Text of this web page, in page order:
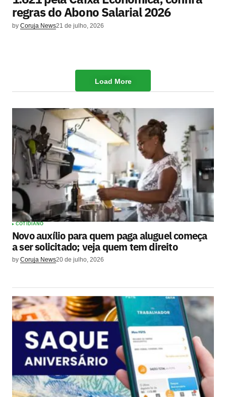
regras do Abono Salarial 2026
by Coruja News21 de julho, 2026
Load More
COTIDIANO
Novo auxílio para quem paga aluguel começa
a ser solicitado; veja quem tem direito
by Coruja News20 de julho, 2026